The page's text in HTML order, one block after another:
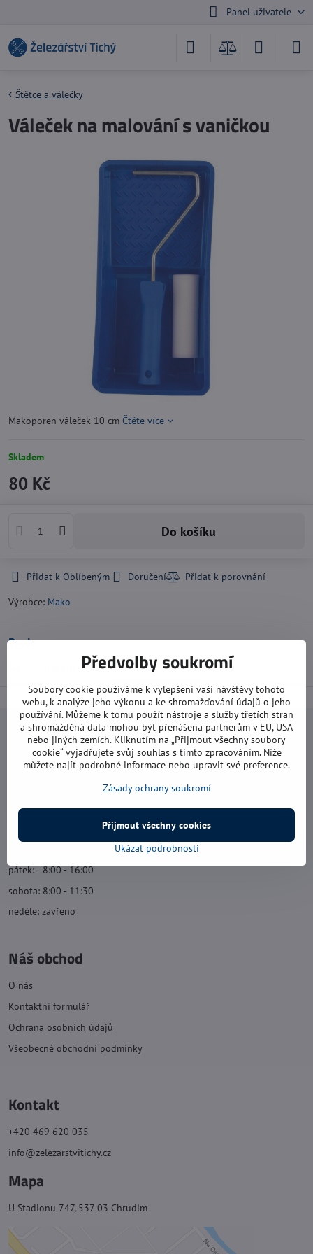
Panel uživatele
Štětce a válečky
Váleček na malování s vaničkou
Makoporen váleček 10 cm Čtěte více
Skladem
80 Kč
Do košíku
Přidat k Oblíbeným
Doručení
Výrobce: Mako
Popis
Na vodou ředitelné, akrylové a alkydové barvy a laky.
Navštivte nás
Otevírací doba:
úterý: 8:00 - 17:00
pátek: 8:00 - 16:00
sobota: 8:00 - 11:30
neděle: zavřeno
Náš obchod
O nás
Kontaktní formulář
Ochrana osobních údajů
Všeobecné obchodní podmínky
Kontakt
+420 469 620 035
info@zelezarstvitichy.cz
Mapa
U Stadionu 747, 537 03 Chrudim
Předvolby soukromí
Soubory cookie používáme k vylepšení vaší návštěvy tohoto
webu, k analýze jeho výkonu a ke shromažďování údajů o jeho
používání. Můžeme k tomu použít nástroje a služby třetích stran
a shromážděná data mohou být přenášena partnerům v EU, USA
nebo jiných zemích. Kliknutím na „Přijmout všechny soubory
cookie“ vyjadřujete svůj souhlas s tímto zpracováním. Níže
můžete najít podrobné informace nebo upravit své preference.
Zásady ochrany soukromí
Ukázat podrobnosti
Přijmout všechny cookies